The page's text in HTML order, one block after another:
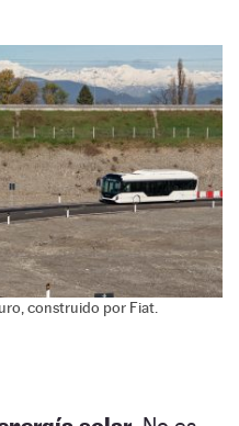
construido por Fiat.